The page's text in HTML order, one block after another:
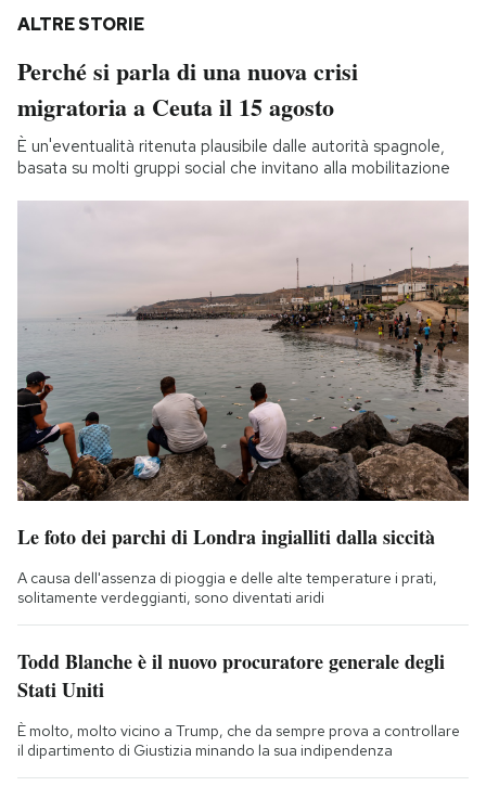
ALTRE STORIE
Perché si parla di una nuova crisi
migratoria a Ceuta il 15 agosto
È un'eventualità ritenuta plausibile dalle autorità spagnole,
basata su molti gruppi social che invitano alla mobilitazione
Le foto dei parchi di Londra ingialliti dalla siccità
A causa dell'assenza di pioggia e delle alte temperature i prati,
solitamente verdeggianti, sono diventati aridi
Todd Blanche è il nuovo procuratore generale degli
Stati Uniti
È molto, molto vicino a Trump, che da sempre prova a controllare
il dipartimento di Giustizia minando la sua indipendenza